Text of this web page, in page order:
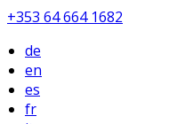
+353 64 664 1682
de
en
es
fr